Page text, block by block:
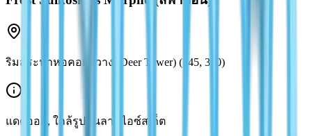
ริมสระน้ำหอคอยกวาง (Deer Tower) (145, 320)
แดดออก, ใกล้รูปปั้นลานไอซ์สเก็ต